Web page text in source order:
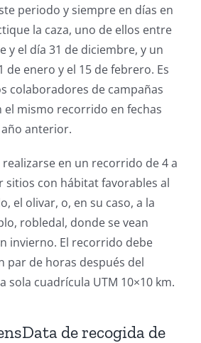
periodo y siempre en días en
la caza, uno de ellos entre
y el día 31 de diciembre, y un
de enero y el 15 de febrero. Es
colaboradores de campañas
mismo recorrido en fechas
anterior.
realizarse en un recorrido de 4 a
sitios con hábitat favorables al
el olivar, o, en su caso, a la
robledal, donde se vean
invierno. El recorrido debe
par de horas después del
sola cuadrícula UTM 10×10 km.
de recogida de